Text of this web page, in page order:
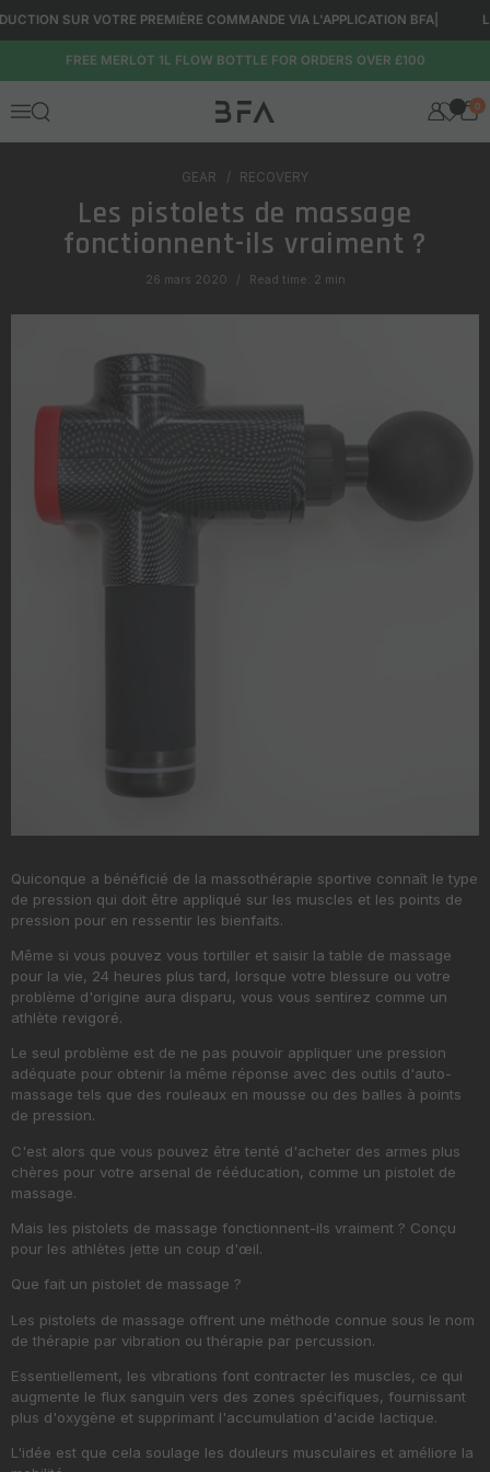
Passer au contenu
SUR VOTRE PREMIÈRE COMMANDE VIA L'APPLICATION BFA|
FREE MERLOT 1L FLOW BOTTLE FOR ORDERS OVER £100
Menu
Ouvrir la fenêtre de recherche 0
GEAR RECOVERY
Les pistolets de massage
fonctionnent-ils vraiment ?
26 mars 2020 Read time: 2 min
Quiconque a bénéficié de la massothérapie sportive connaît le type
de pression qui doit être appliqué sur les muscles et les points de
pression pour en ressentir les bienfaits.
Même si vous pouvez vous tortiller et saisir la table de massage
pour la vie, 24 heures plus tard, lorsque votre blessure ou votre
problème d'origine aura disparu, vous vous sentirez comme un
athlète revigoré.
Le seul problème est de ne pas pouvoir appliquer une pression
adéquate pour obtenir la même réponse avec des outils d'auto-
massage tels que des rouleaux en mousse ou des balles à points
de pression.
C'est alors que vous pouvez être tenté d'acheter des armes plus
chères pour votre arsenal de rééducation, comme un pistolet de
massage.
Mais les pistolets de massage fonctionnent-ils vraiment ? Conçu
pour les athlètes jette un coup d'œil.
Que fait un pistolet de massage ?
Les pistolets de massage offrent une méthode connue sous le nom
de thérapie par vibration ou thérapie par percussion.
Essentiellement, les vibrations font contracter les muscles, ce qui
augmente le flux sanguin vers des zones spécifiques, fournissant
plus d'oxygène et supprimant l'accumulation d'acide lactique.
L'idée est que cela soulage les douleurs musculaires et améliore la